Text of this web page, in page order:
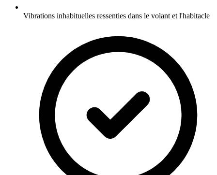
Vibrations inhabituelles ressenties dans le volant et l'habitacle